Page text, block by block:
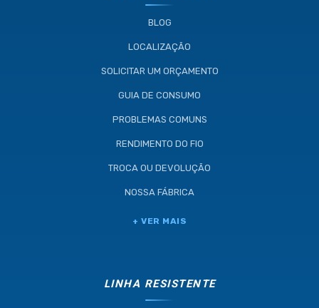
Industria e Comercio de Linhas
BLOG
LOCALIZAÇÃO
SOLICITAR UM ORÇAMENTO
GUIA DE CONSUMO
PROBLEMAS COMUNS
RENDIMENTO DO FIO
TROCA OU DEVOLUÇÃO
NOSSA FÁBRICA
+ VER MAIS
LINHA RESISTENTE